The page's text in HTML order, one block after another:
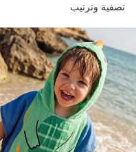
تصفية وترتيب